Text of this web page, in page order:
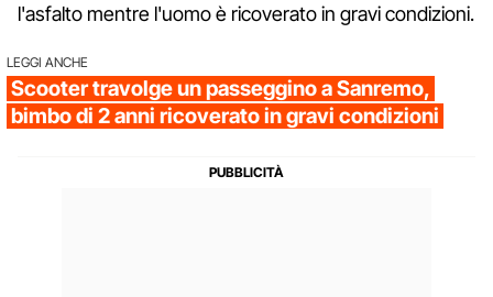
l'asfalto mentre l'uomo è ricoverato in gravi condizioni.
LEGGI ANCHE
Scooter travolge un passeggino a Sanremo,
bimbo di 2 anni ricoverato in gravi condizioni